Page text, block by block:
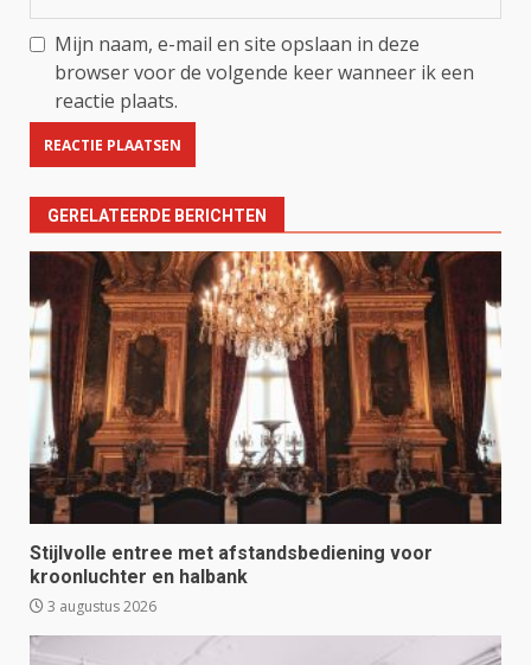
Mijn naam, e-mail en site opslaan in deze
browser voor de volgende keer wanneer ik een
reactie plaats.
GERELATEERDE BERICHTEN
Stijlvolle entree met afstandsbediening voor
kroonluchter en halbank
3 augustus 2026